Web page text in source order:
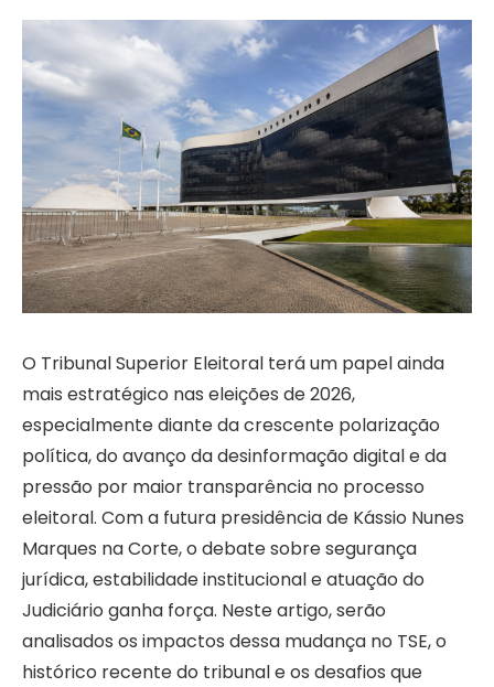
O Tribunal Superior Eleitoral terá um papel ainda
mais estratégico nas eleições de 2026,
especialmente diante da crescente polarização
política, do avanço da desinformação digital e da
pressão por maior transparência no processo
eleitoral. Com a futura presidência de Kássio Nunes
Marques na Corte, o debate sobre segurança
jurídica, estabilidade institucional e atuação do
Judiciário ganha força. Neste artigo, serão
analisados os impactos dessa mudança no TSE, o
histórico recente do tribunal e os desafios que